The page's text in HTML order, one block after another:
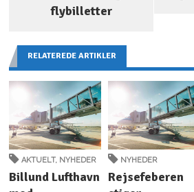
flybilletter
RELATEREDE ARTIKLER
AKTUELT, NYHEDER
Billund Lufthavn
NYHEDER
Rejsefeberen